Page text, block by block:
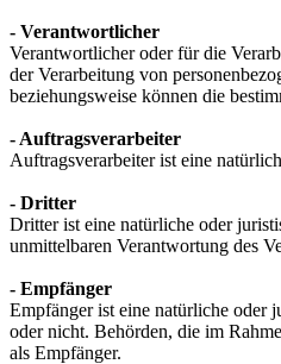
- Verantwortlicher
Verantwortlicher oder für die
der Verarbeitung von
beziehungsweise können die
- Auftragsverarbeiter
Auftragsverarbeiter ist eine
- Dritter
Dritter ist eine natürliche oder
unmittelbaren Verantwortung des
- Empfänger
Empfänger ist eine natürliche oder
oder nicht. Behörden, die im
als Empfänger.